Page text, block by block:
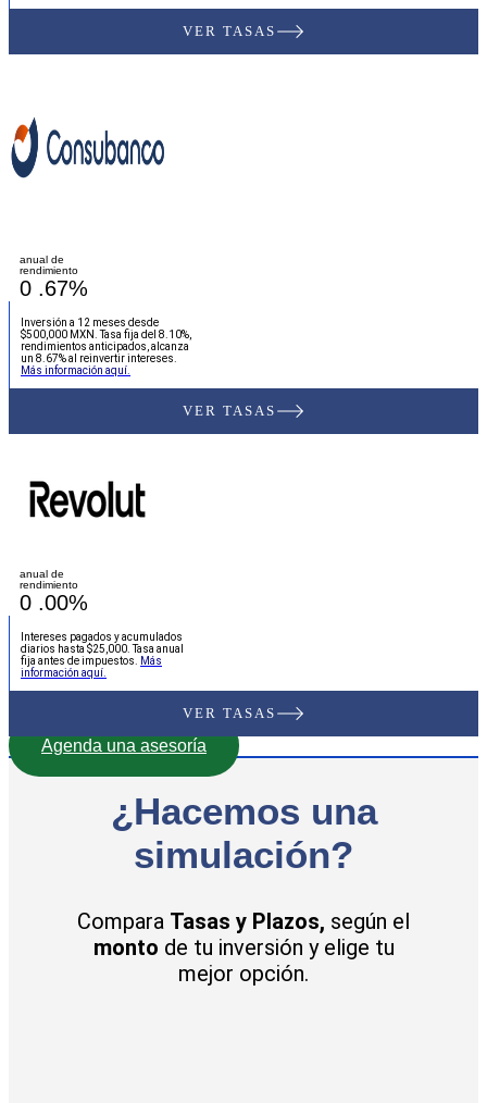
VER TASAS
anual de
rendimiento
0 .67%
Inversión a 12 meses desde
$500,000 MXN. Tasa fija del 8.10%,
rendimientos anticipados, alcanza
un 8.67% al reinvertir intereses.
Más información aquí.
VER TASAS
anual de
rendimiento
0 .00%
Intereses pagados y acumulados
diarios hasta $25,000. Tasa anual
fija antes de impuestos.
Más
información aquí.
VER TASAS
Agenda una asesoría
¿Hacemos una
simulación?
Compara Tasas y Plazos, según el
monto de tu inversión y elige tu
mejor opción.